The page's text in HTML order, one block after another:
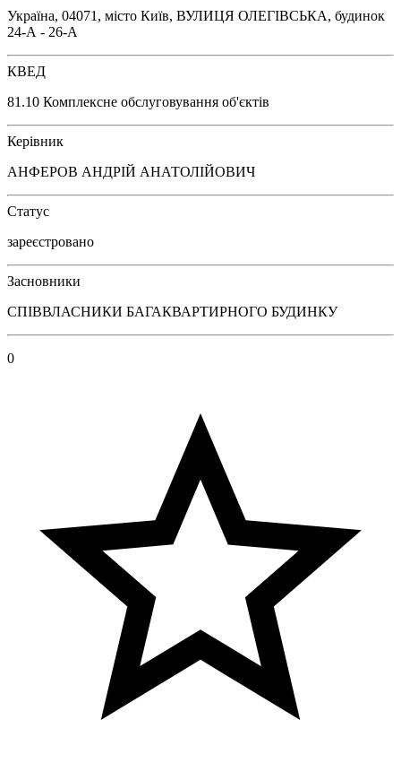
Україна, 04071, місто Київ, ВУЛИЦЯ ОЛЕГІВСЬКА, будинок
24-А - 26-А
КВЕД
81.10 Комплексне обслуговування об'єктів
Керівник
АНФЕРОВ АНДРІЙ АНАТОЛІЙОВИЧ
Статус
зареєстровано
Засновники
СПІВВЛАСНИКИ БАГАКВАРТИРНОГО БУДИНКУ
0